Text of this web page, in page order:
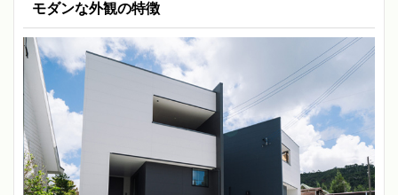
モダンな外観の特徴